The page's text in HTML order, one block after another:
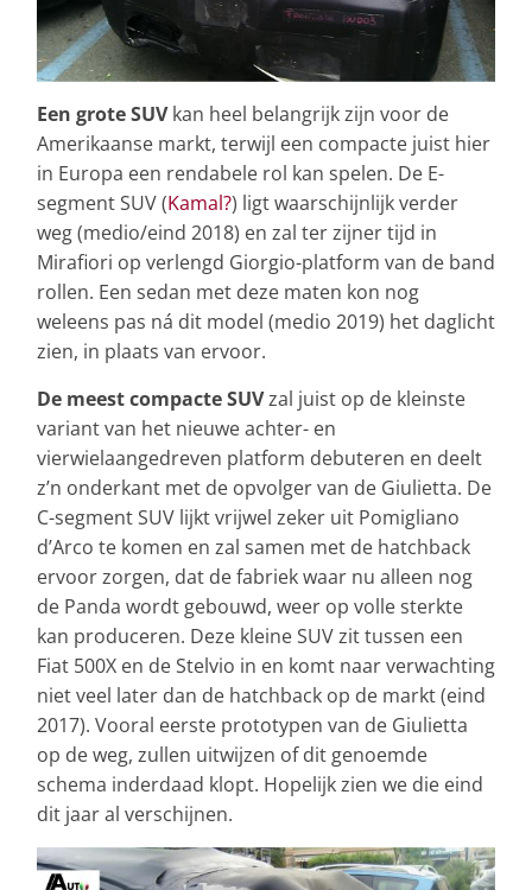
Een grote SUVkan heel belangrijk zijn voor de
Amerikaanse markt, terwijl een compacte juist hier
in Europa een rendabele rol kan spelen. De E-
segment SUV (Kamal?) ligt waarschijnlijk verder
weg (medio/eind 2018) en zal ter zijner tijd in
Mirafiori op verlengd Giorgio-platform van de band
rollen. Een sedan met deze maten kon nog
weleens pas ná dit model (medio 2019) het daglicht
zien, in plaats van ervoor.
De meest compacte SUVzal juist op de kleinste
variant van het nieuwe achter- en
vierwielaangedreven platform debuteren en deelt
z’n onderkant met de opvolger van de Giulietta. De
C-segment SUV lijkt vrijwel zeker uit Pomigliano
d’Arco te komen en zal samen met de hatchback
ervoor zorgen, dat de fabriek waar nu alleen nog
de Panda wordt gebouwd, weer op volle sterkte
kan produceren. Deze kleine SUV zit tussen een
Fiat 500X en de Stelvio in en komt naar verwachting
niet veel later dan de hatchback op de markt (eind
2017). Vooral eerste prototypen van de Giulietta
op de weg, zullen uitwijzen of dit genoemde
schema inderdaad klopt. Hopelijk zien we die eind
dit jaar al verschijnen.